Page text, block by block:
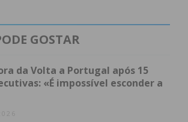
lugar no auditório A Gaveta, no
de Ferreira, às 15h00, pensadas
narrativas e tradições orais de
dirigidas a participantes com
Posteriormente, os participantes
GOSTAR
da Volta a Portugal após 15
«É impossível esconder a